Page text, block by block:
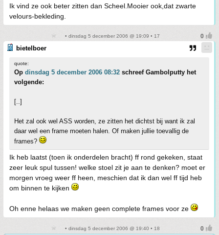
Ik vind ze ook beter zitten dan Scheel.Mooier ook,dat zwarte
velours-bekleding.
• dinsdag 5 december 2006 @ 19:09 • 17
bietelboer
quote:
Op dinsdag 5 december 2006 08:32 schreef Gambolputty het
volgende:
[..]
Het zal ook wel ASS worden, ze zitten het dichtst bij want ik zal
daar wel een frame moeten halen. Of maken jullie toevallig de
frames?
Ik heb laatst (toen ik onderdelen bracht) ff rond gekeken, staat
zeer leuk spul tussen! welke stoel zit je aan te denken? moet er
morgen vroeg weer ff heen, meschien dat ik dan wel ff tijd heb
om binnen te kijken
Oh enne helaas we maken geen complete frames voor ze
• dinsdag 5 december 2006 @ 19:40 • 18